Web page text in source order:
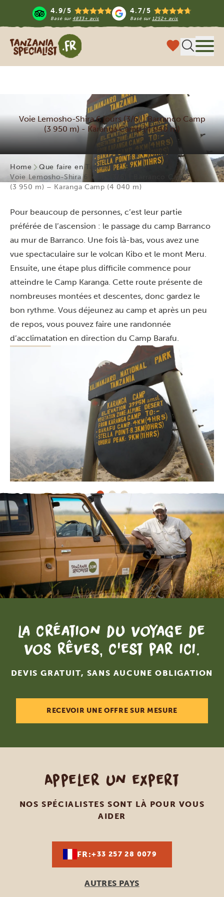
Ce site web utilise des cookies.
les annonces, d'offrir des fonctionnalités relatives aux
également des informations sur l'utilisation de notre site
avec nos partenaires de médias sociaux, de publicité et
d'analyse, qui peuvent combiner celles-ci avec d'autres
collectées lors de votre utilisation de leurs services.
4.9/5
Basé sur 4833+ avis
4.7/5
Basé sur1252+ avis
Tanzania Specialist
Voie Lemosho-Shira 6 jours (3/6) | Barranco Camp
(3 950 m) - Karanga Camp (4 040 m)
Home
Que faire en Tanzanie ?
Voie Lemosho-Shira 6 jours (3/6) | Barranco Camp
(3 950 m) – Karanga Camp (4 040 m)
Pour beaucoup de personnes, c’est leur partie
préférée de l’ascension : le passage du camp Barranco
au mur de Barranco. Une fois là-bas, vous avez une
vue spectaculaire sur le volcan Kibo et le mont Meru.
Ensuite, une étape plus difficile commence pour
atteindre le Camp Karanga. Cette route présente de
nombreuses montées et descentes, donc gardez le
bon rythme. Vous déjeunez au camp et après un peu
de repos, vous pouvez faire une randonnée
d’acclimatation en direction du Camp Barafu.
La création du voyage de
vos rêves, c'est par ici.
DEVIS GRATUIT, SANS AUCUNE OBLIGATION
RECEVOIR UNE OFFRE SUR MESURE
Appeler un expert
NOS SPÉCIALISTES SONT LÀ POUR VOUS
AIDER
FR:+33 257 28 0079
AUTRES PAYS